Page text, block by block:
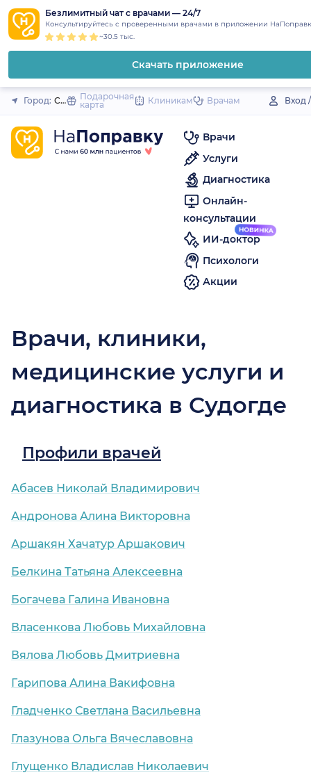
to
content
Безлимитный чат с врачами — 24/7
Консультируйтесь с проверенными врачами в приложении
~30.5 тыс.
Скачать приложение
Закрыть
обл.)
Город: СудогдаПодарочная
карта
Клиникам Врачам Вход
Врачи
Услуги
Диагностика
Онлайн-
консультации
ИИ-доктор
Психологи
Акции
Врачи, клиники,
медицинские услуги и
диагностика в Судогде
Профили врачей
Абасев Николай Владимирович
Андронова Алина Викторовна
Аршакян Хачатур Аршакович
Белкина Татьяна Алексеевна
Богачева Галина Ивановна
Власенкова Любовь Михайловна
Вялова Любовь Дмитриевна
Гарипова Алина Вакифовна
Гладченко Светлана Васильевна
Глазунова Ольга Вячеславовна
Глущенко Владислав Николаевич